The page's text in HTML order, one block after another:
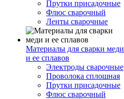
Прутки присадочные
Флюс сварочный
Ленты сварочные
Материалы для сварки меди
и ее сплавов
Электроды сварочные
Проволока сплошная
Прутки присадочные
Флюс сварочный